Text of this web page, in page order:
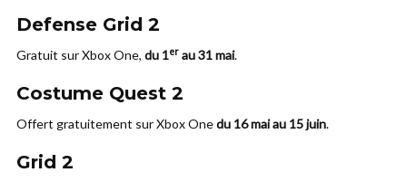
Defense Grid 2
Gratuit sur Xbox One, du 1er au 31 mai.
Costume Quest 2
Offert gratuitement sur Xbox Onedu 16 mai au 15 juin.
Grid 2